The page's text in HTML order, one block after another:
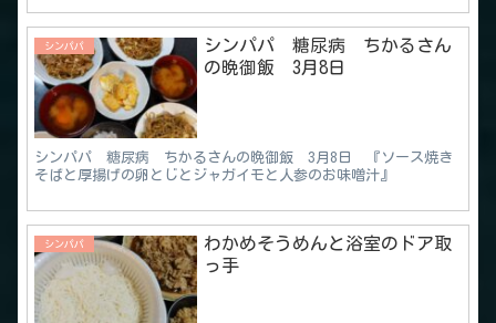
シンパパ
シンパパ 糖尿病 ちかるさん
の晩御飯 3月8日
シンパパ 糖尿病 ちかるさんの晩御飯 3月8日 『ソース焼き
そばと厚揚げの卵とじとジャガイモと人参のお味噌汁』
シンパパ
わかめそうめんと浴室のドア取
っ手